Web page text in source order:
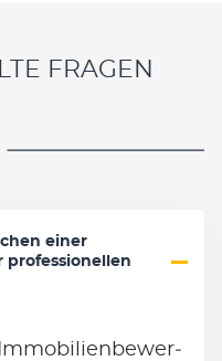
FRAGEN
einer